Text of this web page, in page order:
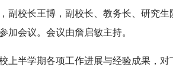
副校长王博，副校长、教务长、研究
加会议。会议由詹启敏主持。
上半学期各项工作进展与经验成果，